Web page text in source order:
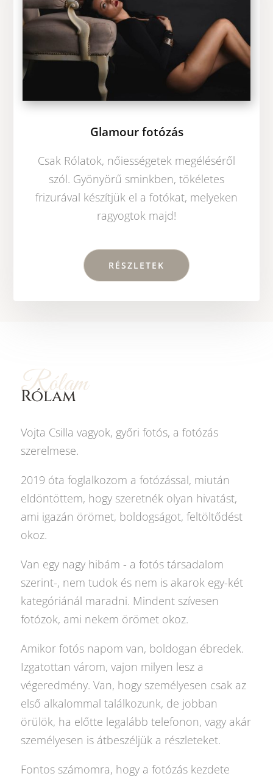
Glamour fotózás
Csak Rólatok, nőiességetek megéléséről
szól. Gyönyörű sminkben, tökéletes
frizurával készítjük el a fotókat, melyeken
ragyogtok majd!
RÉSZLETEK
Rólam
Rólam
Vojta Csilla vagyok, győri fotós, a fotózás
szerelmese.
2019 óta foglalkozom a fotózással, miután
eldöntöttem, hogy szeretnék olyan hivatást,
ami igazán örömet, boldogságot, feltöltődést
okoz.
Van egy nagy hibám - a fotós társadalom
szerint-, nem tudok és nem is akarok egy-két
kategóriánál maradni. Mindent szívesen
fotózok, ami nekem örömet okoz.
Amikor fotós napom van, boldogan ébredek.
Izgatottan várom, vajon milyen lesz a
végeredmény. Van, hogy személyesen csak az
első alkalommal találkozunk, de jobban
örülök, ha előtte legalább telefonon, vagy akár
személyesen is átbeszéljük a részleteket.
Fontos számomra, hogy a fotózás kezdete